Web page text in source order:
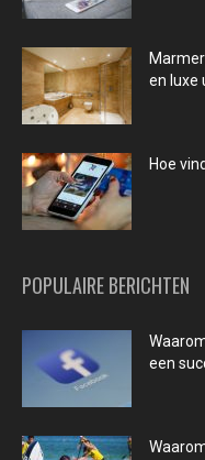
en luxe
Hoe
POPULAIRE BERICHTEN
een